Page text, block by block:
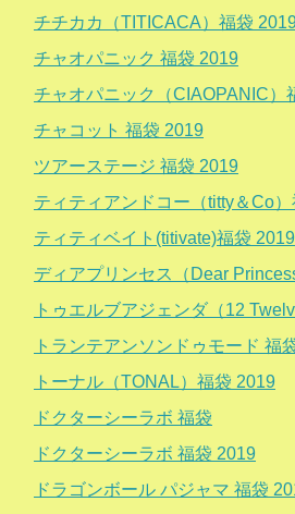
チチカカ（TITICACA）福袋
チャオパニック 福袋 2019
チャオパニック（CIAOPANIC）
チャコット 福袋 2019
ツアーステージ 福袋 2019
ティティアンドコー（titty＆Co
ティティベイト(titivate)福袋 2019
ディアプリンセス（Dear
トゥエルブアジェンダ（12
トランテアンソンドゥモード 福
トーナル（TONAL）福袋 2019
ドクターシーラボ 福袋
ドクターシーラボ 福袋 2019
ドラゴンボール パジャマ 福袋